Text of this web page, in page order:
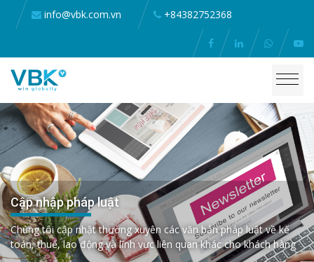
info@vbk.com.vn +84382752368
Cập nhập pháp luật
Chúng tôi cập nhật thường xuyên các văn bản pháp luật về kế
toán, thuế, lao động và lĩnh vực liên quan khác cho khách hàng